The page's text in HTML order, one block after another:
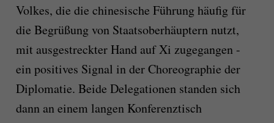
Volkes, die die chinesische Führung häufig für
die Begrüßung von Staatsoberhäuptern nutzt,
mit ausgestreckter Hand auf Xi zugegangen -
ein positives Signal in der Choreographie der
Diplomatie. Beide Delegationen standen sich
dann an einem langen Konferenztisch